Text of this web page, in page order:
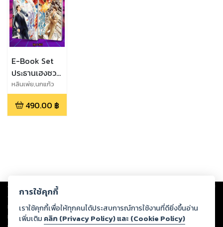
E-Book Set
ประธานเฮงซวย
นกของคุณบิน
ไปแล้ว (ชุด 2
เล่ม)
หลินเพ่ย,นกแก้ว
490.00 ฿
Copyright © 2026
ต่อผลงานหรือเนื้อหาใดที่อัปโหลดผ่านเว็บไซต์และปรากฏว่าละเมิดสิทธิใน
ทรัพย์สินทางปัญญาของบุคคลอื่นหรือขัดต่อกฎหมายและศีลธรรม ดังนั้น ผู้อ่าน
ทุกท่านโปรดใช้วิจารณญาณในการกลั่นกรองด้วยตนเอง และหากท่านพบว่าส่วน
การใช้คุกกี้
เราใช้คุกกี้เพื่อให้ทุกคนได้ประสบการณ์การใช้งานที่ดียิ่งขึ้นอ่าน
เพิ่มเติม คลิก (Privacy Policy) และ (Cookie Policy)